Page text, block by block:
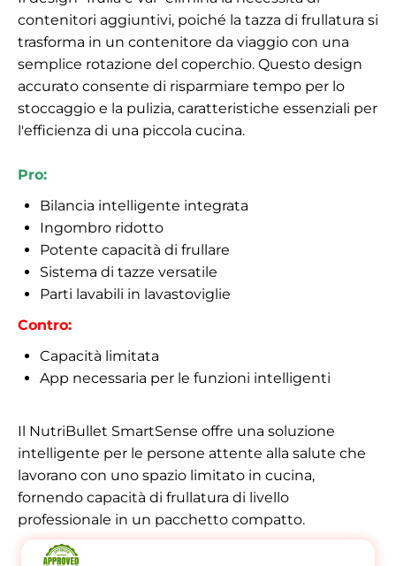
contenitori aggiuntivi, poiché la tazza di frullatura si
trasforma in un contenitore da viaggio con una
semplice rotazione del coperchio. Questo design
accurato consente di risparmiare tempo per lo
stoccaggio e la pulizia, caratteristiche essenziali per
l'efficienza di una piccola cucina.
Pro:
Bilancia intelligente integrata
Ingombro ridotto
Potente capacità di frullare
Sistema di tazze versatile
Parti lavabili in lavastoviglie
Contro:
Capacità limitata
App necessaria per le funzioni intelligenti
Il NutriBullet SmartSense offre una soluzione
intelligente per le persone attente alla salute che
lavorano con uno spazio limitato in cucina,
fornendo capacità di frullatura di livello
professionale in un pacchetto compatto.